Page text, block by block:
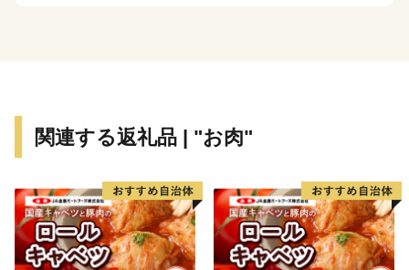
関連する返礼品 | "お肉"